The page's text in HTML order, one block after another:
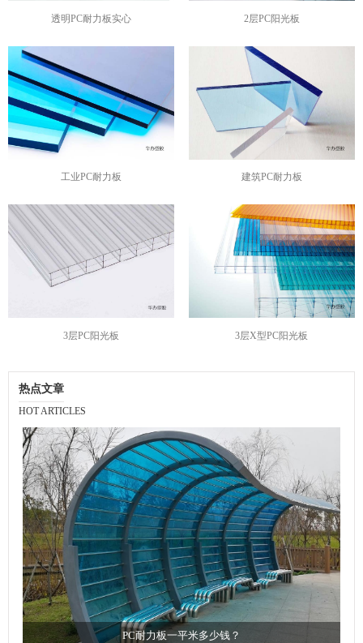
透明PC耐力板实心 2层PC阳光板
工业PC耐力板 建筑PC耐力板
3层PC阳光板 3层X型PC阳光板
热点文章
HOT ARTICLES
PC耐力板一平米多少钱？